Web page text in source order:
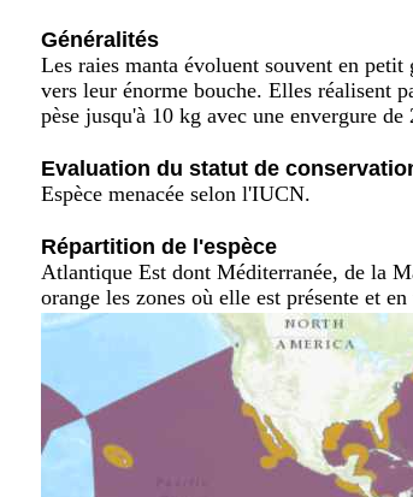
Généralités
Les raies manta évoluent souvent en
vers leur énorme bouche. Elles réalisent
pèse jusqu'à 10 kg avec une envergure de
Evaluation du statut de
Espèce menacée selon l'IUCN.
Répartition de l'espèce
Atlantique Est dont Méditerranée, de la
orange les zones où elle est présente et